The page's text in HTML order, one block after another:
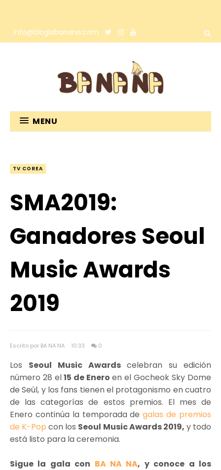
info@bloglabanana.com
MENU
TV COREA
SMA2019:
Ganadores Seoul
Music Awards
2019
Escrito por BA NA NA 10:33 0
Los Seoul Music Awards celebran su edición
número 28 el15 de Enero en el Gocheok Sky Dome
de Seúl, y los fans tienen el protagonismo en cuatro
de las categorías de estos premios. El mes de
Enero continúa la temporada degalas de premios
de K-Popcon los Seoul Music Awards 2019, y todo
está listo para la ceremonia.
Sigue la gala con BA NA NA, y conoce a los